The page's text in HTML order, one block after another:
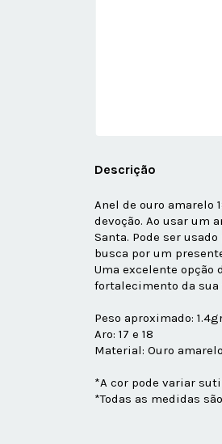
Descrição
Anel de ouro amarelo
devoção. Ao usar um
Santa. Pode ser
busca por um
Uma excelente opção
fortalecimento da sua
Peso aproximado:
Aro: 17 e 18
Material: Ouro amarelo
*A cor pode variar
*Todas as medidas